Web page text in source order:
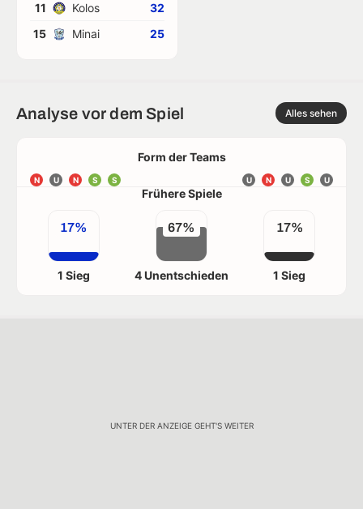
11 Kolos
32
15
Minai 25
Analyse vor dem Spiel Alles sehen
Form der Teams
N U N S S U
S
U
N
U
Frühere Spiele
17%
1 Sieg
67%
4 Unentschieden
17%
1 Sieg
UNTER DER ANZEIGE GEHT'S WEITER